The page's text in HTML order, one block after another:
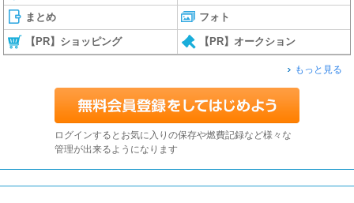
まとめ フォト
【PR】ショッピング 【PR】オークション
もっと見る
ログインするとお気に入りの保存や燃費記録など様々な
管理が出来るようになります